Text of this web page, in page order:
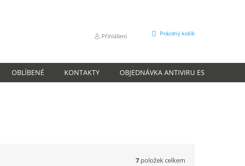
Přihlášení
NÁKUPNÍ
Prázdný košík
OBLÍBENÉ KONTAKTY OBJEDNÁVKA ANTIVIRU ESET
7 položek celkem